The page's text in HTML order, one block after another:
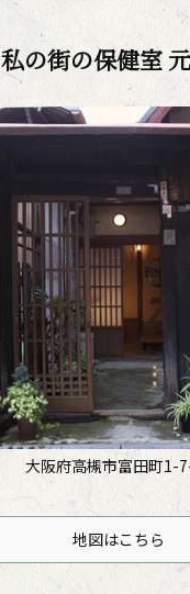
私の街の保健室
大阪府高槻市富田町1-
地図はこちら